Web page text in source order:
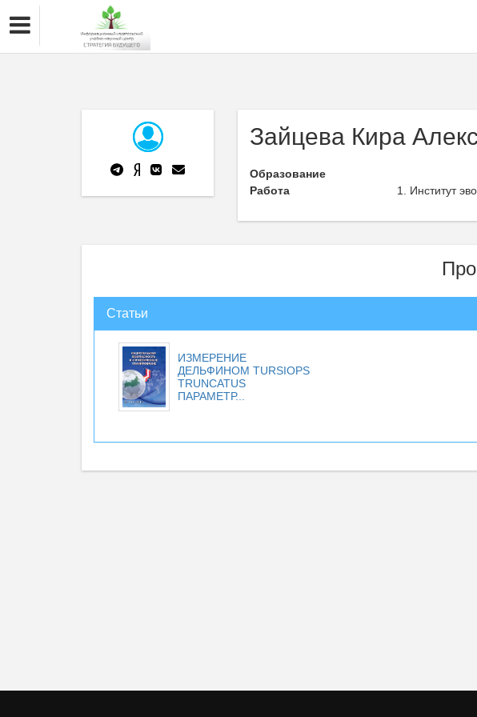
Зайцева Кира
Образование
Работа
Институт
Статьи
ИЗМЕРЕНИЕ
ДЕЛЬФИНОМ TURSIOPS
TRUNCATUS
ПАРАМЕТР...